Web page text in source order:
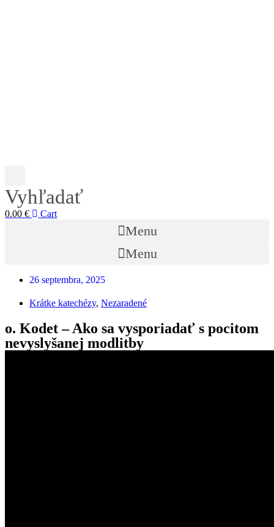
Vyhľadať
0.00 € Cart
Menu
Menu
26 septembra, 2025
Krátke katechézy, Nezaradené
o. Kodet – Ako sa vysporiadať s pocitom
nevyslyšanej modlitby